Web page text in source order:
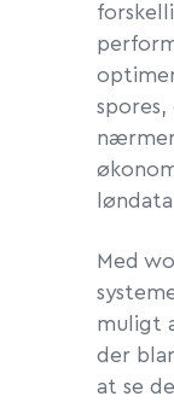
Med
muligt
der
at se